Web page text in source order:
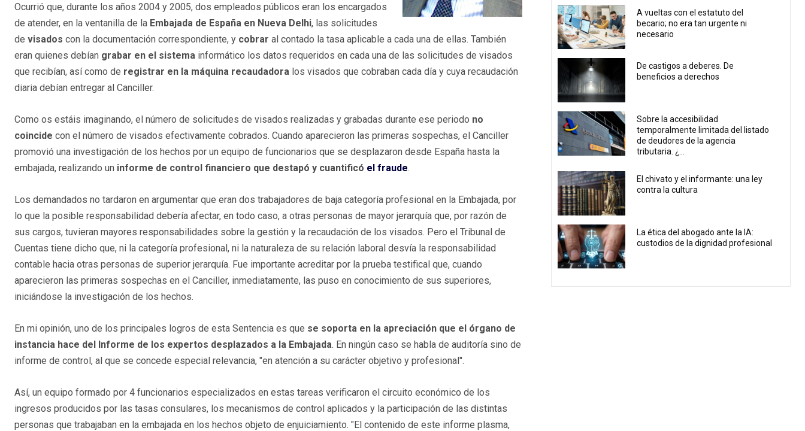
Ocurrió que, durante los años 2004 y 2005, dos empleados públicos eran los encargados
de atender, en la ventanilla de la Embajada de España en Nueva Delhi, las solicitudes
de visados con la documentación correspondiente, y cobrar al contado la tasa aplicable a cada una de ellas. También
eran quienes debían grabar en el sistema informático los datos requeridos en cada una de las solicitudes de visados
que recibían, así como de registrar en la máquina recaudadora los visados que cobraban cada día y cuya recaudación
diaria debían entregar al Canciller.
Como os estáis imaginando, el número de solicitudes de visados realizadas y grabadas durante ese periodo no
coincide con el número de visados efectivamente cobrados. Cuando aparecieron las primeras sospechas, el Canciller
promovió una investigación de los hechos por un equipo de funcionarios que se desplazaron desde España hasta la
embajada, realizando un informe de control financiero que destapó y cuantificó el fraude.
Los demandados no tardaron en argumentar que eran dos trabajadores de baja categoría profesional en la Embajada, por
lo que la posible responsabilidad debería afectar, en todo caso, a otras personas de mayor jerarquía que, por razón de
sus cargos, tuvieran mayores responsabilidades sobre la gestión y la recaudación de los visados. Pero el Tribunal de
Cuentas tiene dicho que, ni la categoría profesional, ni la naturaleza de su relación laboral desvía la responsabilidad
contable hacia otras personas de superior jerarquía. Fue importante acreditar por la prueba testifical que, cuando
aparecieron las primeras sospechas en el Canciller, inmediatamente, las puso en conocimiento de sus superiores,
iniciándose la investigación de los hechos.
En mi opinión, uno de los principales logros de esta Sentencia es que se soporta en la apreciación que el órgano de
instancia hace del Informe de los expertos desplazados a la Embajada. En ningún caso se habla de auditoría sino de
informe de control, al que se concede especial relevancia, "en atención a su carácter objetivo y profesional".
Así, un equipo formado por 4 funcionarios especializados en estas tareas verificaron el circuito económico de los
ingresos producidos por las tasas consulares, los mecanismos de control aplicados y la participación de las distintas
personas que trabajaban en la embajada en los hechos objeto de enjuiciamiento. "El contenido de este informe plasma,
A vueltas con el estatuto del
becario; no era tan urgente ni
necesario
De castigos a deberes. De
beneficios a derechos
Sobre la accesibilidad
temporalmente limitada del listado
de deudores de la agencia
tributaria. ¿...
El chivato y el informante: una ley
contra la cultura
La ética del abogado ante la IA:
custodios de la dignidad profesional